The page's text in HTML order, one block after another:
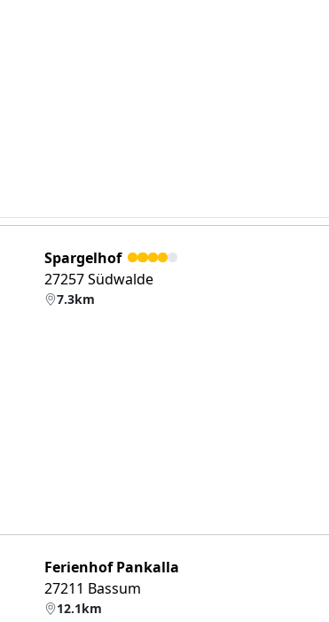
Spargelhof
27257 Südwalde
7.3km
Ferienhof Pankalla
27211 Bassum
12.1km